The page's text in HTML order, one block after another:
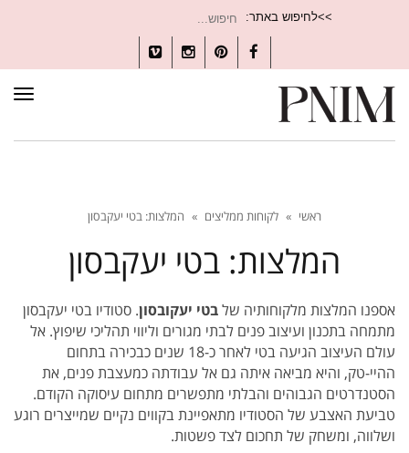
>>לחיפוש באתר:
עבור:
Facebook
Pinterest
Instagram
Vimeo
ראשי » לקוחות ממליצים » המלצות: בטי יעקבסון
המלצות: בטי יעקבסון
אספנו המלצות מלקוחותיה שלבטי יעקובסון. סטודיו בטי יעקבסון
מתמחה בתכנון ועיצוב פנים לבתי מגורים וליווי תהליכי שיפוץ. אל
עולם העיצוב הגיעה בטי לאחר כ-18 שנים כבכירה בתחום
ההיי-טק, והיא מביאה איתה גם אל עבודתה כמעצבת פנים, את
הסטנדרטים הגבוהים והבלתי מתפשרים מתחום עיסוקה הקודם.
טביעת האצבע של הסטודיו מתאפיינת בקווים נקיים שמייצרים רוגע
ושלווה, ומשחק של תחכום לצד פשטות.